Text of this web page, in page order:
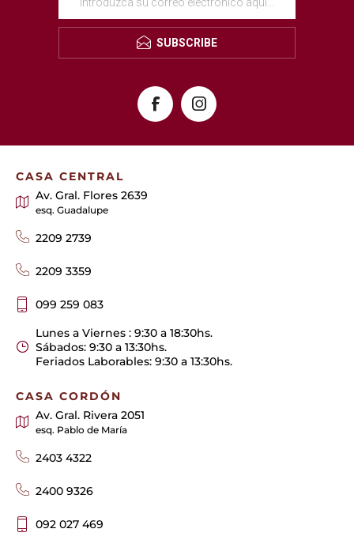
SUBSCRIBE
CASA CENTRAL
Av. Gral. Flores 2639
esq. Guadalupe
2209 2739
2209 3359
099 259 083
Lunes a Viernes : 9:30 a 18:30hs.
Sábados: 9:30 a 13:30hs.
Feriados Laborables: 9:30 a 13:30hs.
CASA CORDÓN
Av. Gral. Rivera 2051
esq. Pablo de María
2403 4322
2400 9326
092 027 469